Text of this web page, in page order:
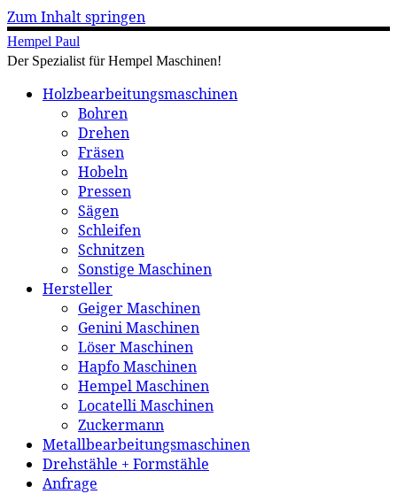
Zum Inhalt springen
Hempel Paul
Der Spezialist für Hempel Maschinen!
Holzbearbeitungsmaschinen
Bohren
Drehen
Fräsen
Hobeln
Pressen
Sägen
Schleifen
Schnitzen
Sonstige Maschinen
Hersteller
Geiger Maschinen
Genini Maschinen
Löser Maschinen
Hapfo Maschinen
Hempel Maschinen
Locatelli Maschinen
Zuckermann
Metallbearbeitungsmaschinen
Drehstähle + Formstähle
Anfrage